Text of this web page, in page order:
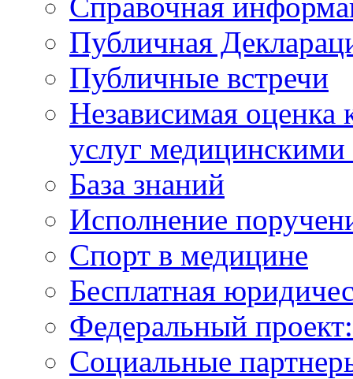
Публичная
Публичные встречи
Независимая оценка
услуг
База знаний
Исполнение
Спорт в медицине
Бесплатная
Федеральный
Социальные